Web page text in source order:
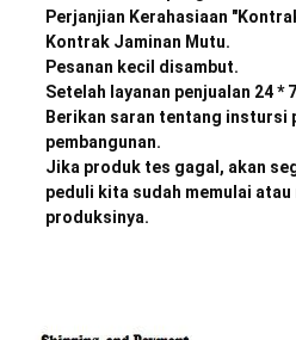
Perjanjian Kerahasiaan
Kontrak Jaminan Mutu.
Pesanan kecil disambut.
Setelah layanan penjualan 24 * 7
Berikan saran tentang instursi
pembangunan.
Jika produk tes gagal, akan
peduli kita sudah memulai atau
produksinya.